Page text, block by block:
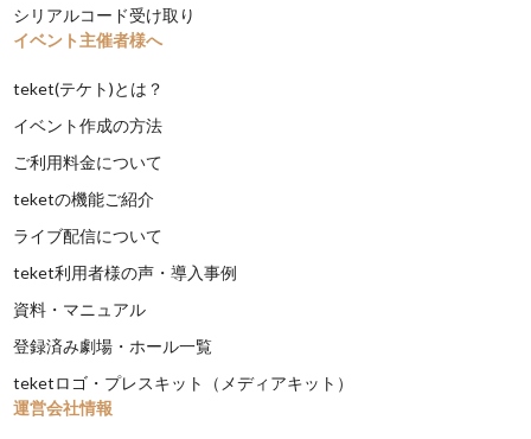
シリアルコード受け取り
イベント主催者様へ
teket(テケト)とは？
イベント作成の方法
ご利用料金について
teketの機能ご紹介
ライブ配信について
teket利用者様の声・導入事例
資料・マニュアル
登録済み劇場・ホール一覧
teketロゴ・プレスキット（メディアキット）
運営会社情報